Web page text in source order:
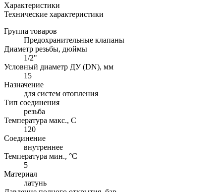
Характеристики
Технические характеристики
Группа товаров
Предохранительные клапаны
Диаметр резьбы, дюймы
1/2"
Условный диаметр ДУ (DN), мм
15
Назначение
для систем отопления
Тип соединения
резьба
Температура макс., С
120
Соединение
внутреннее
Температура мин., °C
5
Материал
латунь